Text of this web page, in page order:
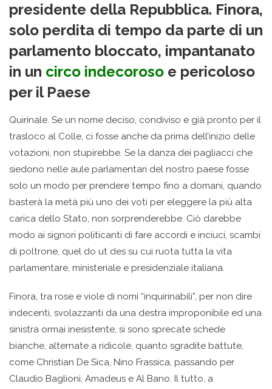
presidente della Repubblica. Finora,
solo perdita di tempo da parte di un
parlamento bloccato, impantanato
in un circo indecoroso e pericoloso
per il Paese
Quirinale. Se un nome deciso, condiviso e già pronto per il
trasloco al Colle, ci fosse anche da prima dell’inizio delle
votazioni, non stupirebbe. Se la danza dei pagliacci che
siedono nelle aule parlamentari del nostro paese fosse
solo un modo per prendere tempo fino a domani, quando
basterà la metà più uno dei voti per eleggere la più alta
carica dello Stato, non sorprenderebbe. Ciò darebbe
modo ai signori politicanti di fare accordi e inciuci, scambi
di poltrone, quel do ut des su cui ruota tutta la vita
parlamentare, ministeriale e presidenziale italiana.
Finora, tra rose e viole di nomi “inquirinabili”, per non dire
indecenti, svolazzanti da una destra improponibile ed una
sinistra ormai inesistente, si sono sprecate schede
bianche, alternate a ridicole, quanto sgradite battute,
come Christian De Sica, Nino Frassica, passando per
Claudio Baglioni, Amadeus e Al Bano. Il tutto, a